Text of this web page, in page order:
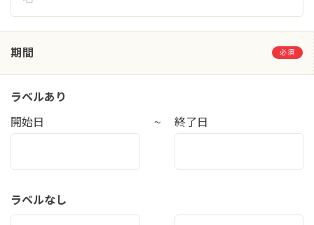
期間 必須
ラベルあり
開始日 ~ 終了日
ラベルなし